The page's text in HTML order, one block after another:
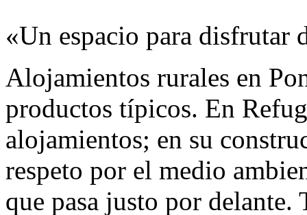
«Un espacio para disfrutar
Alojamientos rurales en
productos típicos. En
alojamientos; en su
respeto por el medio
que pasa justo por delante.